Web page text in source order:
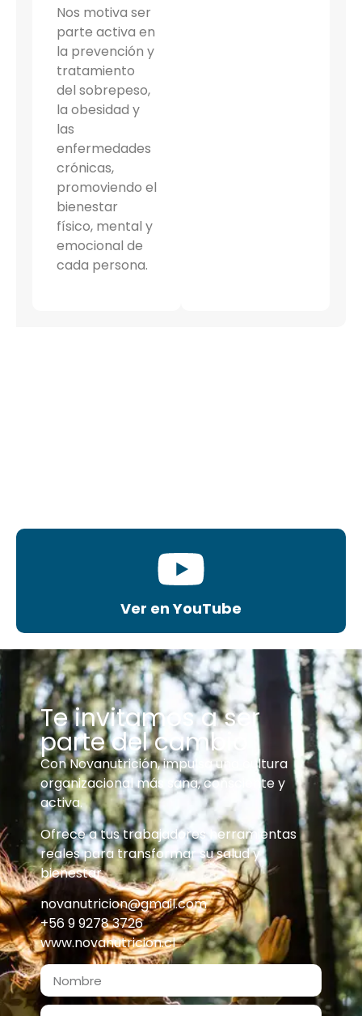
Nos motiva ser
parte activa en
la prevención y
tratamiento
del sobrepeso,
la obesidad y
las
enfermedades
crónicas,
promoviendo el
bienestar
físico, mental y
emocional de
cada persona.
Ver en YouTube
Te invitamos a ser
parte del cambio
Con Novanutrición, impulsa una cultura
organizacional más sana, consciente y
activa.
Ofrece a tus trabajadores herramientas
reales para transformar su salud y
bienestar.
novanutricion@gmail.com
+56 9 9278 3726
www.novanutricion.cl